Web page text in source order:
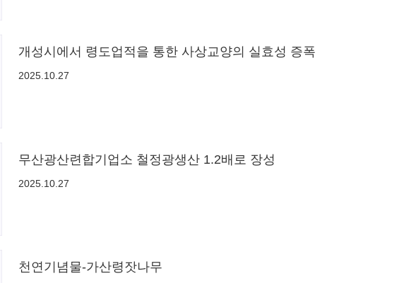
개성시에서 령도업적을 통한 사상교양의 실효성 증폭
2025.10.27
무산광산련합기업소 철정광생산 1.2배로 장성
2025.10.27
천연기념물-가산령잣나무